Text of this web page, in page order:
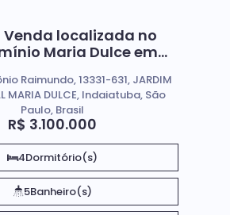
Venda localizada no
Maria Dulce em
R$ 3.100.000
Raimundo, 13331-631, JARDIM
MARIA DULCE, Indaiatuba, São
Paulo, Brasil
4Dormitório(s)
5Banheiro(s)